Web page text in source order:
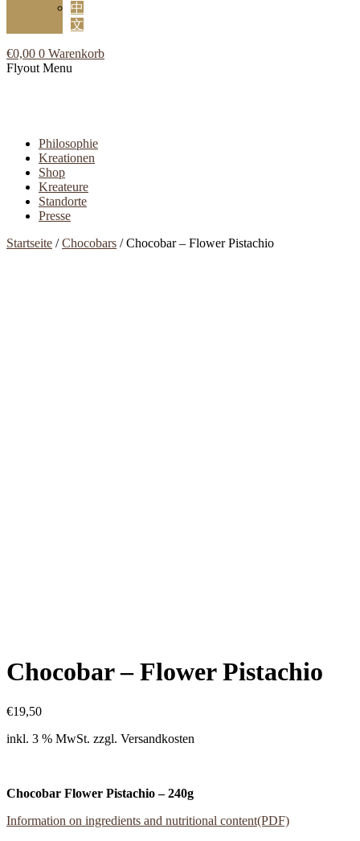
中
文
€0,00 0 Warenkorb
Flyout Menu
Philosophie
Kreationen
Shop
Kreateure
Standorte
Presse
Startseite /Chocobars / Chocobar – Flower Pistachio
Chocobar – Flower Pistachio
€19,50
inkl. 3 % MwSt. zzgl. Versandkosten
Chocobar Flower Pistachio – 240g
Information on ingredients and nutritional content(PDF)